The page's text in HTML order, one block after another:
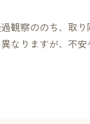
観察ののち、取
なりますが、不